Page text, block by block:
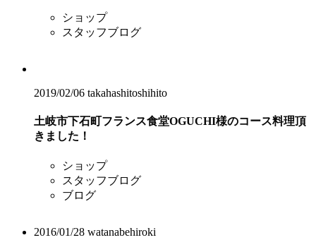
ショップ
スタッフブログ
2019/02/06 takahashitoshihito
土岐市下石町フランス食堂OGUCHI様のコース料理頂
きました！
ショップ
スタッフブログ
ブログ
2016/01/28 watanabehiroki